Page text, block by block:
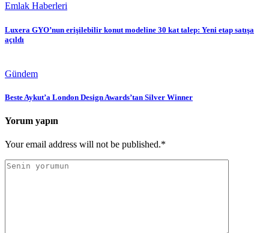
Emlak Haberleri
Luxera GYO’nun erişilebilir konut modeline 30 kat talep: Yeni etap satışa
açıldı
Gündem
Beste Aykut’a London Design Awards’tan Silver Winner
Yorum yapın
Your email address will not be published.*